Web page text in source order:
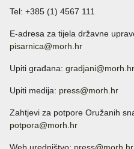
Tel: +385 (1) 4567 111
E-adresa za tijela državne
pisarnica@morh.hr
Upiti građana: gradjani@morh.hr
Upiti medija: press@morh.hr
Zahtjevi za potpore Oružanih
potpora@morh.hr